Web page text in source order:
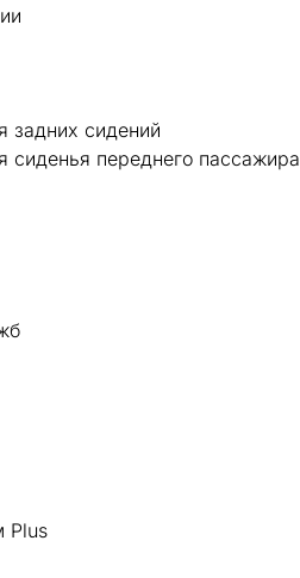
задних сидений
сиденья переднего пассажира
Plus